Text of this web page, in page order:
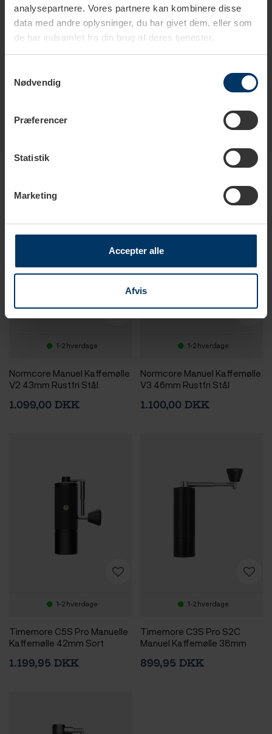
analysepartnere. Vores partnere kan kombinere disse
data med andre oplysninger, du har givet dem, eller som
de har indsamlet fra din brug af deres tjenester.
Nødvendig
Præferencer
Statistik
Marketing
Accepter alle
Afvis
Tekniske specifikationer
Farve Sort
Produkter i samme kategori
1-2 hverdage
Normcore Manuel Kaffemølle
V2 43mm Rustfri Stål
1.099,00 DKK
1-2 hverdage
Normcore Manuel Kaffemølle
V3 46mm Rustfri Stål
1.100,00 DKK
1-2 hverdage
Timemore C5S Pro Manuelle
Kaffemølle 42mm Sort
1.199,95 DKK
1-2 hverdage
Timemore C3S Pro S2C
Manuel Kaffemølle 38mm
899,95 DKK